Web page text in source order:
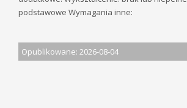
podstawowe Wymagania inne:
Opublikowane: 2026-08-04